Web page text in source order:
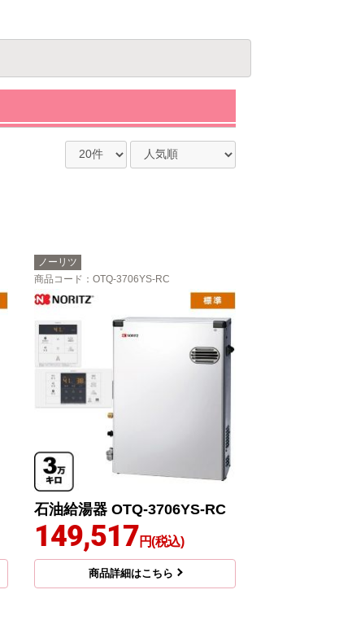
ノーリツ
商品コード ：OTQ-3706YS-RC
石油給湯器 OTQ-3706YS-RC
149,517 円(税込)
商品詳細はこちら